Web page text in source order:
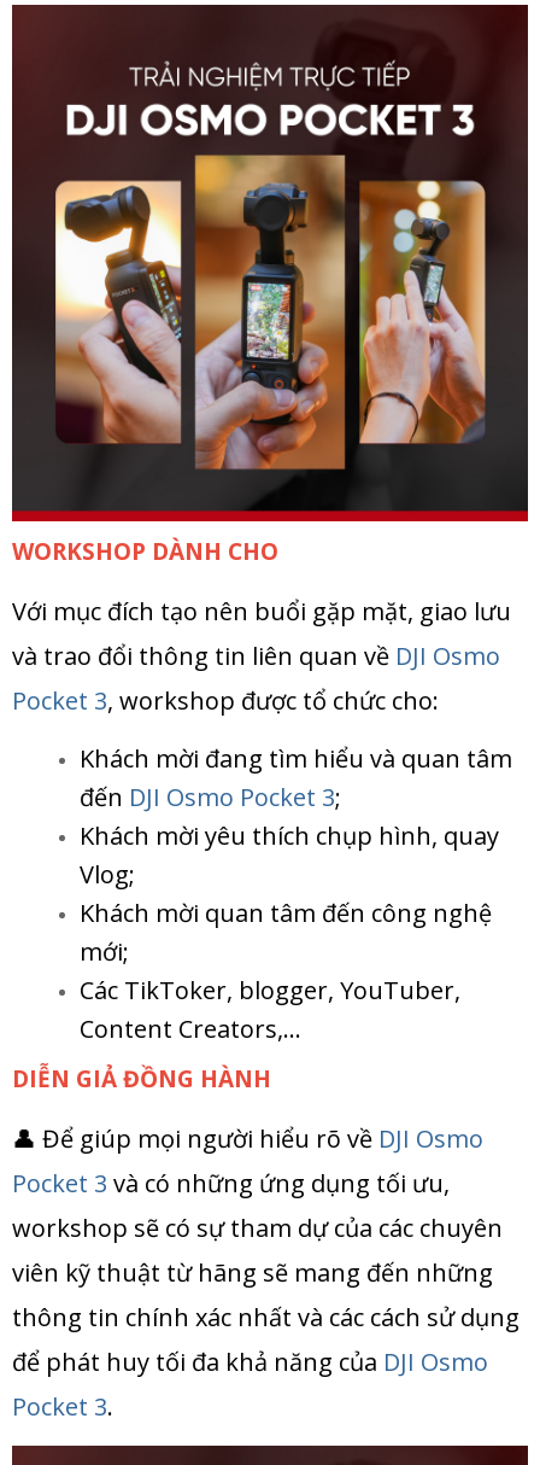
WORKSHOP DÀNH CHO
Với mục đích tạo nên buổi gặp mặt, giao lưu
và trao đổi thông tin liên quan về DJI Osmo
Pocket 3, workshop được tổ chức cho:
Khách mời đang tìm hiểu và quan tâm
đến DJI Osmo Pocket 3;
Khách mời yêu thích chụp hình, quay
Vlog;
Khách mời quan tâm đến công nghệ
mới;
Các TikToker, blogger, YouTuber,
Content Creators,...
DIỄN GIẢ ĐỒNG HÀNH
👤 Để giúp mọi người hiểu rõ về DJI Osmo
Pocket 3 và có những ứng dụng tối ưu,
workshop sẽ có sự tham dự của các chuyên
viên kỹ thuật từ hãng sẽ mang đến những
thông tin chính xác nhất và các cách sử dụng
để phát huy tối đa khả năng của DJI Osmo
Pocket 3.